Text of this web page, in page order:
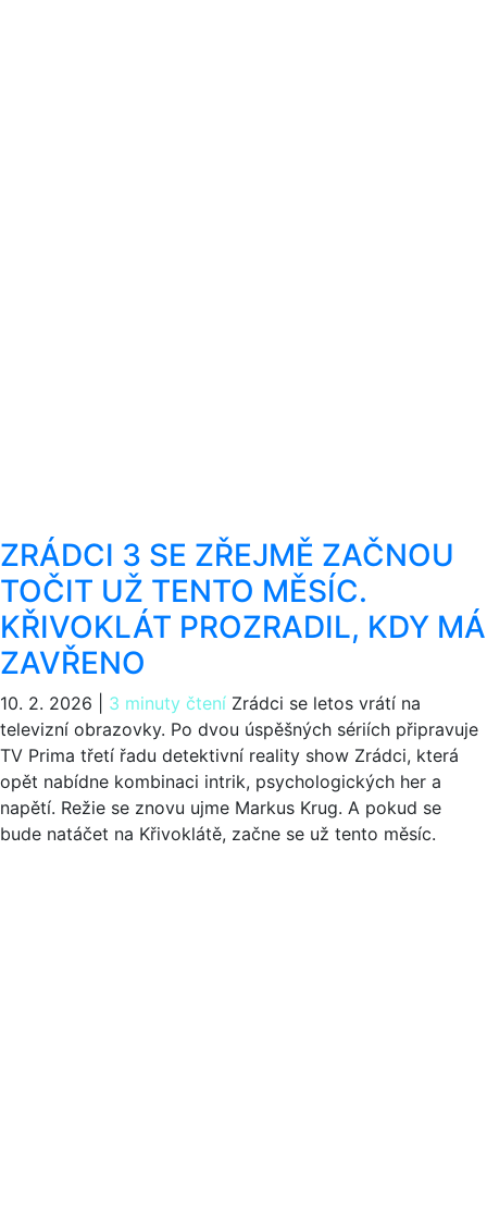
ZRÁDCI 3 SE ZŘEJMĚ ZAČNOU
TOČIT UŽ TENTO MĚSÍC.
KŘIVOKLÁT PROZRADIL, KDY MÁ
ZAVŘENO
10. 2. 2026 3 minuty čtení Zrádci se letos vrátí na
televizní obrazovky. Po dvou úspěšných sériích připravuje
TV Prima třetí řadu detektivní reality show Zrádci, která
opět nabídne kombinaci intrik, psychologických her a
napětí. Režie se znovu ujme Markus Krug. A pokud se
bude natáčet na Křivoklátě, začne se už tento měsíc.